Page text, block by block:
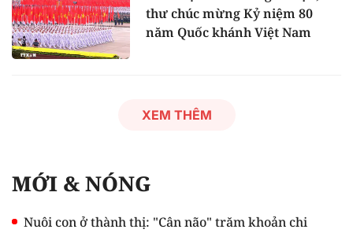
thư chúc mừng Kỷ niệm 80
năm Quốc khánh Việt Nam
XEM THÊM
MỚI & NÓNG
Nuôi con ở thành thị: "Cân não" trăm khoản chi